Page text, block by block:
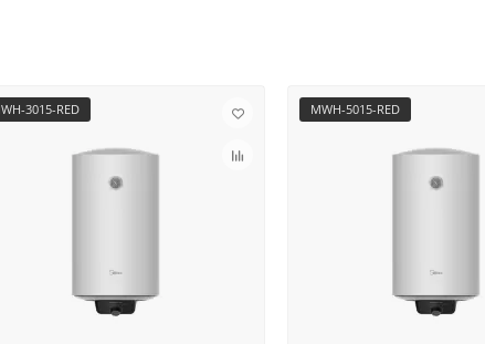
3015-RED MWH-5015-RED